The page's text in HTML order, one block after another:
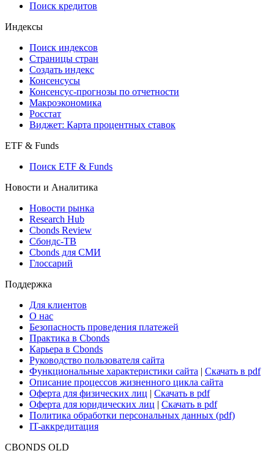
Поиск кредитов
Индексы
Поиск индексов
Страницы стран
Создать индекс
Консенсусы
Консенсус-прогнозы по отчетности
Макроэкономика
Росстат
Виджет: Карта процентных ставок
ETF & Funds
Поиск ETF & Funds
Новости и Аналитика
Новости рынка
Research Hub
Cbonds Review
Сбондс-ТВ
Cbonds для СМИ
Глоссарий
Поддержка
Для клиентов
О нас
Безопасность проведения платежей
Практика в Cbonds
Карьера в Cbonds
Руководство пользователя сайта
Функциональные характеристики сайта | Скачать в pdf
Описание процессов жизненного цикла сайта
Оферта для физических лиц | Скачать в pdf
Оферта для юридических лиц | Скачать в pdf
Политика обработки персональных данных (pdf)
IT-аккредитация
CBONDS OLD